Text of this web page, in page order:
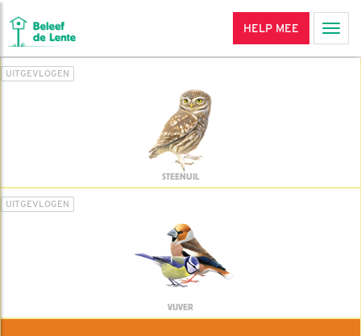
HELP MEE
UITGEVLOGEN
STEENUIL
UITGEVLOGEN
VIJVER